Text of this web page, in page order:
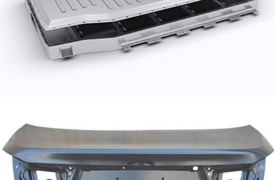
gövde çerçevesinin ortasında yedek lastik kapağı ve
üstte bagaj kapağı.
Araba ısı kalkanı için alüminyum folyo
Araba ısı kalkanları genellikle yüksek sıcaklığa